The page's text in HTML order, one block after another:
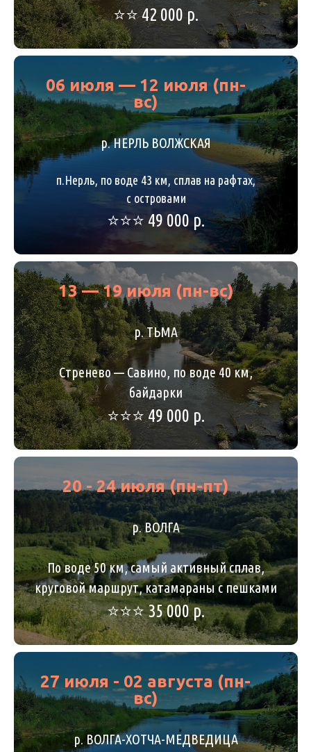
⭐️⭐️ 42 000 р.
06 июля — 12 июля (пн-
вс)
р. НЕРЛЬ ВОЛЖСКАЯ
п.Нерль, по воде 43 км, сплав на рафтах,
с островами
⭐️⭐️⭐️ 49 000 р.
13 — 19 июля (пн-вс)
р. ТЬМА
Стренево — Савино, по воде 40 км,
байдарки
⭐️⭐️⭐️ 49 000 р.
20 - 24 июля (пн-пт)
р. ВОЛГА
По воде 50 км, самый активный сплав,
круговой маршрут, катамараны с пешками
⭐️⭐️⭐️ 35 000 р.
27 июля - 02 августа (пн-
вс)
р. ВОЛГА-ХОТЧА-МЕДВЕДИЦА